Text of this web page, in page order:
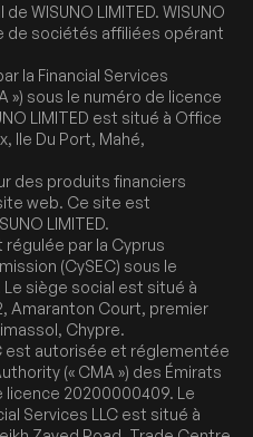
WISUNO LIMITED. WISUNO
de sociétés affiliées opérant
la Financial Services
») sous le numéro de licence
LIMITED est situé à Office
Ile Du Port, Mahé,
des produits financiers
web. Ce site est
LIMITED.
par la Cyprus
(CySEC) sous le
siège social est situé à
Amaranton Court, premier
Chypre.
est autorisée et réglementée
(« CMA ») des Émirats
licence 20200000409. Le
Services LLC est situé à